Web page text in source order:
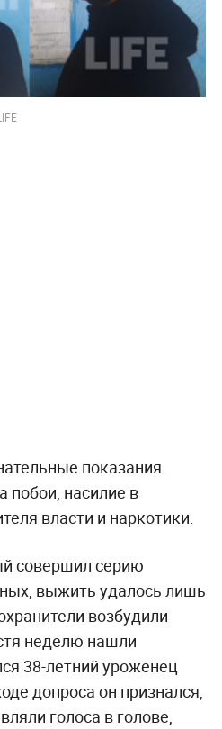
показания.
побои, насилие в
власти и наркотики.
совершил серию
выжить удалось лишь
возбудили
неделю нашли
38-летний уроженец
допроса он признался,
голоса в голове,